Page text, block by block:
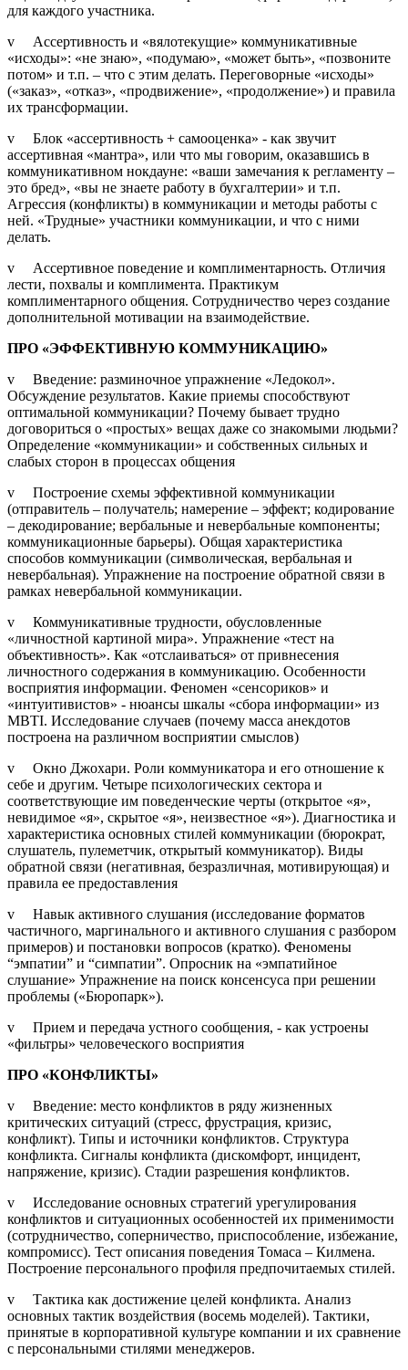
для каждого участника.
v Ассертивность и «вялотекущие» коммуникативные
«исходы»: «не знаю», «подумаю», «может быть», «позвоните
потом» и т.п. – что с этим делать. Переговорные «исходы»
(«заказ», «отказ», «продвижение», «продолжение») и правила
их трансформации.
v Блок «ассертивность + самооценка» - как звучит
ассертивная «мантра», или что мы говорим, оказавшись в
коммуникативном нокдауне: «ваши замечания к регламенту –
это бред», «вы не знаете работу в бухгалтерии» и т.п.
Агрессия (конфликты) в коммуникации и методы работы с
ней. «Трудные» участники коммуникации, и что с ними
делать.
v Ассертивное поведение и комплиментарность. Отличия
лести, похвалы и комплимента. Практикум
комплиментарного общения. Сотрудничество через создание
дополнительной мотивации на взаимодействие.
ПРО «ЭФФЕКТИВНУЮ КОММУНИКАЦИЮ»
v Введение: разминочное упражнение «Ледокол».
Обсуждение результатов. Какие приемы способствуют
оптимальной коммуникации? Почему бывает трудно
договориться о «простых» вещах даже со знакомыми людьми?
Определение «коммуникации» и собственных сильных и
слабых сторон в процессах общения
v Построение схемы эффективной коммуникации
(отправитель – получатель; намерение – эффект; кодирование
– декодирование; вербальные и невербальные компоненты;
коммуникационные барьеры). Общая характеристика
способов коммуникации (символическая, вербальная и
невербальная). Упражнение на построение обратной связи в
рамках невербальной коммуникации.
v Коммуникативные трудности, обусловленные
«личностной картиной мира». Упражнение «тест на
объективность». Как «отслаиваться» от привнесения
личностного содержания в коммуникацию. Особенности
восприятия информации. Феномен «сенсориков» и
«интуитивистов» - нюансы шкалы «сбора информации» из
MBTI. Исследование случаев (почему масса анекдотов
построена на различном восприятии смыслов)
v Окно Джохари. Роли коммуникатора и его отношение к
себе и другим. Четыре психологических сектора и
соответствующие им поведенческие черты (открытое «я»,
невидимое «я», скрытое «я», неизвестное «я»). Диагностика и
характеристика основных стилей коммуникации (бюрократ,
слушатель, пулеметчик, открытый коммуникатор). Виды
обратной связи (негативная, безразличная, мотивирующая) и
правила ее предоставления
v Навык активного слушания (исследование форматов
частичного, маргинального и активного слушания с разбором
примеров) и постановки вопросов (кратко). Феномены
“эмпатии” и “симпатии”. Опросник на «эмпатийное
слушание» Упражнение на поиск консенсуса при решении
проблемы («Бюропарк»).
v Прием и передача устного сообщения, - как устроены
«фильтры» человеческого восприятия
ПРО «КОНФЛИКТЫ»
v Введение: место конфликтов в ряду жизненных
критических ситуаций (стресс, фрустрация, кризис,
конфликт). Типы и источники конфликтов. Структура
конфликта. Сигналы конфликта (дискомфорт, инцидент,
напряжение, кризис). Стадии разрешения конфликтов.
v Исследование основных стратегий урегулирования
конфликтов и ситуационных особенностей их применимости
(сотрудничество, соперничество, приспособление, избежание,
компромисс). Тест описания поведения Томаса – Килмена.
Построение персонального профиля предпочитаемых стилей.
v Тактика как достижение целей конфликта. Анализ
основных тактик воздействия (восемь моделей). Тактики,
принятые в корпоративной культуре компании и их сравнение
с персональными стилями менеджеров.